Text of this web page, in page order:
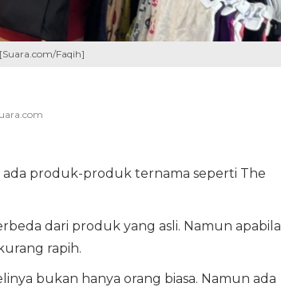
Faqih]
ada produk-produk ternama seperti The
dari produk yang asli. Namun apabila
rapih.
bukan hanya orang biasa. Namun ada